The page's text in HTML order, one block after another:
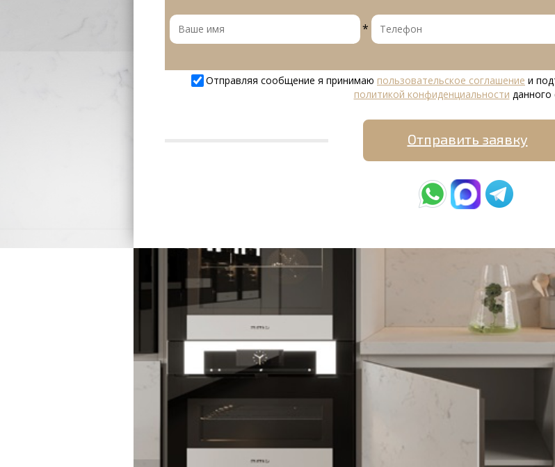
*
Отправляя сообщение я принимаю пользовательское соглашение и
политикой конфиденциальности данного
Отправить заявку